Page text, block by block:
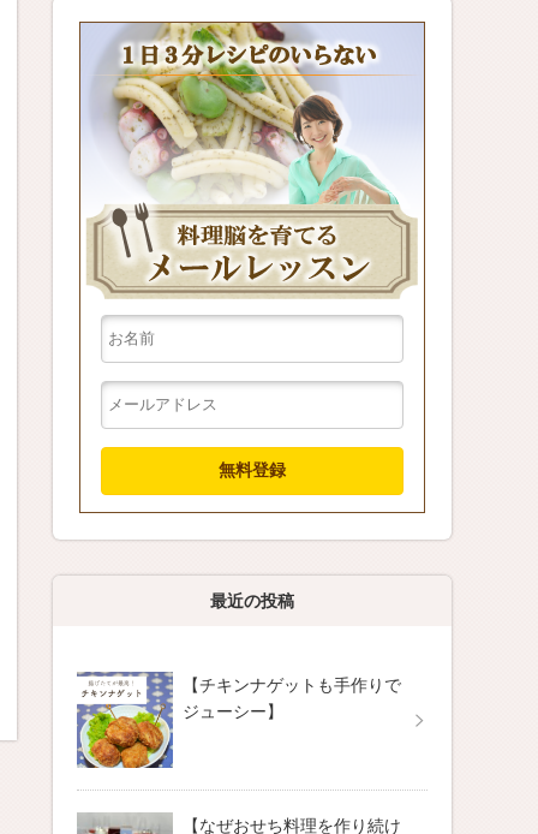
シピのいらない料理術
最近の投稿
【チキンナゲットも手作りで
ジューシー】
【なぜおせち料理を作り続け